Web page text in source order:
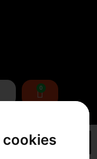
cookies
0